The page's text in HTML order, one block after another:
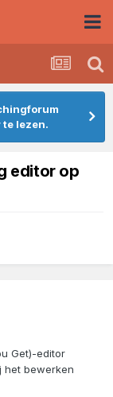
te lezen.
editor op
Get)-editor
het bewerken